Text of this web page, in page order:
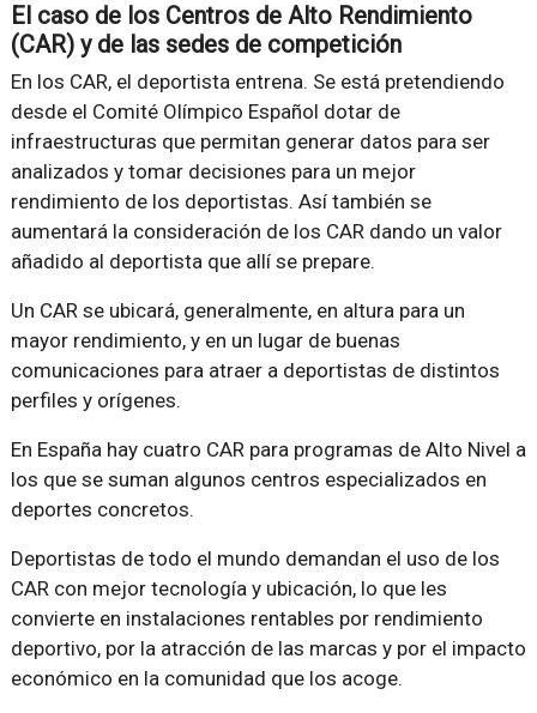
El caso de los Centros de Alto Rendimiento
(CAR) y de las sedes de competición
En los CAR, el deportista entrena. Se está pretendiendo
desde el Comité Olímpico Español dotar de
infraestructuras que permitan generar datos para ser
analizados y tomar decisiones para un mejor
rendimiento de los deportistas. Así también se
aumentará la consideración de los CAR dando un valor
añadido al deportista que allí se prepare.
Un CAR se ubicará, generalmente, en altura para un
mayor rendimiento, y en un lugar de buenas
comunicaciones para atraer a deportistas de distintos
perfiles y orígenes.
En España hay cuatro CAR para programas de Alto Nivel a
los que se suman algunos centros especializados en
deportes concretos.
Deportistas de todo el mundo demandan el uso de los
CAR con mejor tecnología y ubicación, lo que les
convierte en instalaciones rentables por rendimiento
deportivo, por la atracción de las marcas y por el impacto
económico en la comunidad que los acoge.